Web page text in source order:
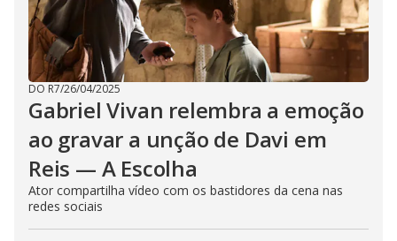
DO R7/26/04/2025
Gabriel Vivan relembra a emoção
ao gravar a unção de Davi em
Reis — A Escolha
Ator compartilha vídeo com os bastidores da cena nas
redes sociais